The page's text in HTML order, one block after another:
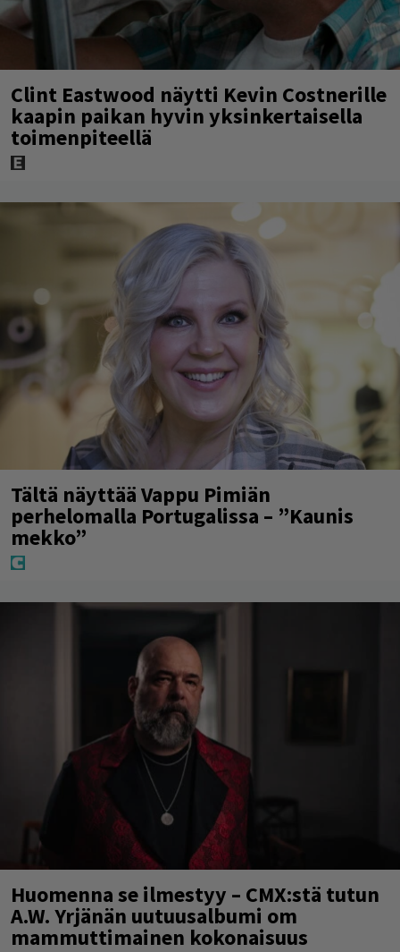
Clint Eastwood näytti Kevin Costnerille
kaapin paikan hyvin yksinkertaisella
toimenpiteellä
Tältä näyttää Vappu Pimiän
perhelomalla Portugalissa – ”Kaunis
mekko”
Huomenna se ilmestyy – CMX:stä tutun
A.W. Yrjänän uutuusalbumi om
mammuttimainen kokonaisuus